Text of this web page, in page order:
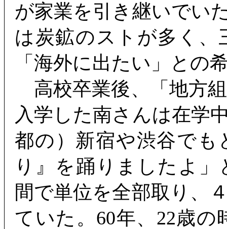
が家業を引き継いでい
は炭鉱のストが多く
「海外に出たい」との
高校卒業後、「地方
入学した南さんは在学
都の）新宿や渋谷でも
り』を踊りましたよ
間で単位を全部取り、
ていた。60年、22歳